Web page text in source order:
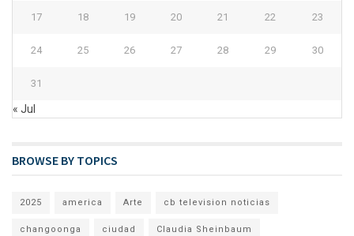
17 18 19 20 21 22 23
24 25 26 27 28 29 30
31
« Jul
BROWSE BY TOPICS
2025 america Arte cb television noticias
changoonga ciudad Claudia Sheinbaum